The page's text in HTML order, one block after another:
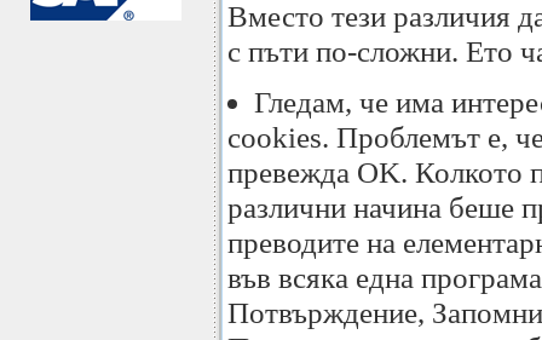
Вместо тези различия
с пъти по-сложни. Ето
Гледам, че има
cookies. Проблемът е,
превежда OK. Колкото
различни начина беше
преводите на
във всяка една
Потвърждение,